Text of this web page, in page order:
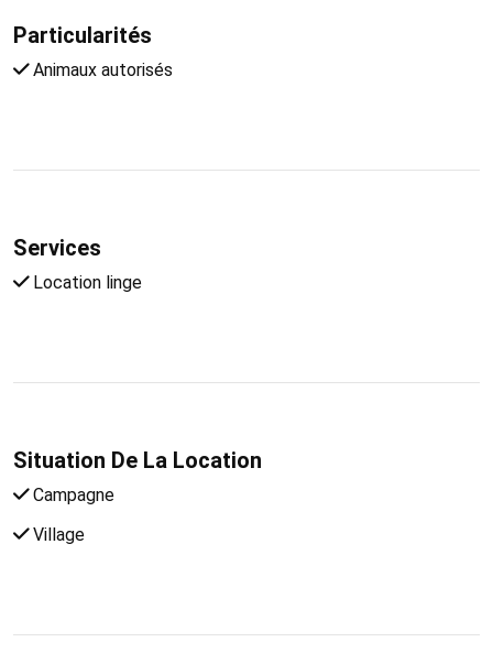
Particularités
Animaux autorisés
Services
Location linge
Situation De La Location
Campagne
Village